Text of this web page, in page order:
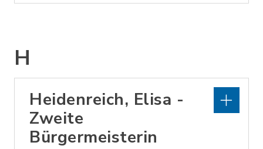
H
Heidenreich, Elisa -
Zweite
Bürgermeisterin